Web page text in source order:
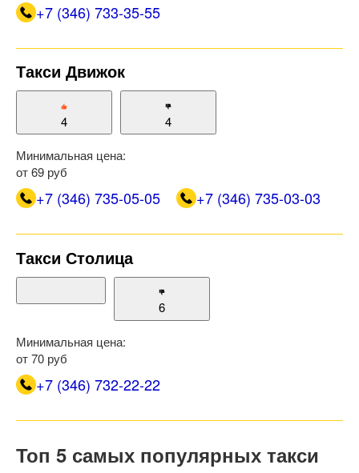
+7 (346) 733-35-55
Такси Движок
4 4
Минимальная цена:
от 69 руб
+7 (346) 735-05-05 +7 (346) 735-03-03
Такси Столица
6
Минимальная цена:
от 70 руб
+7 (346) 732-22-22
Топ 5 самых популярных такси